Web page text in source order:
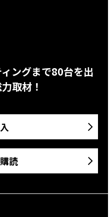
ングまで80台を出
取材！
読